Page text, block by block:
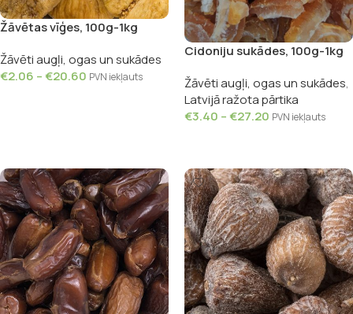
Žāvētas vīģes, 100g-1kg
Žāvēti augļi, ogas un sukādes
€2.06 –€20.60 PVN iekļauts
Cidoniju sukādes, 100g-1kg
Žāvēti augļi, ogas un sukādes,
Latvijā ražota pārtika
€3.40 –€27.20 PVN iekļauts